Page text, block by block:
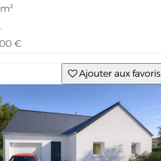
€
Ajouter aux favoris